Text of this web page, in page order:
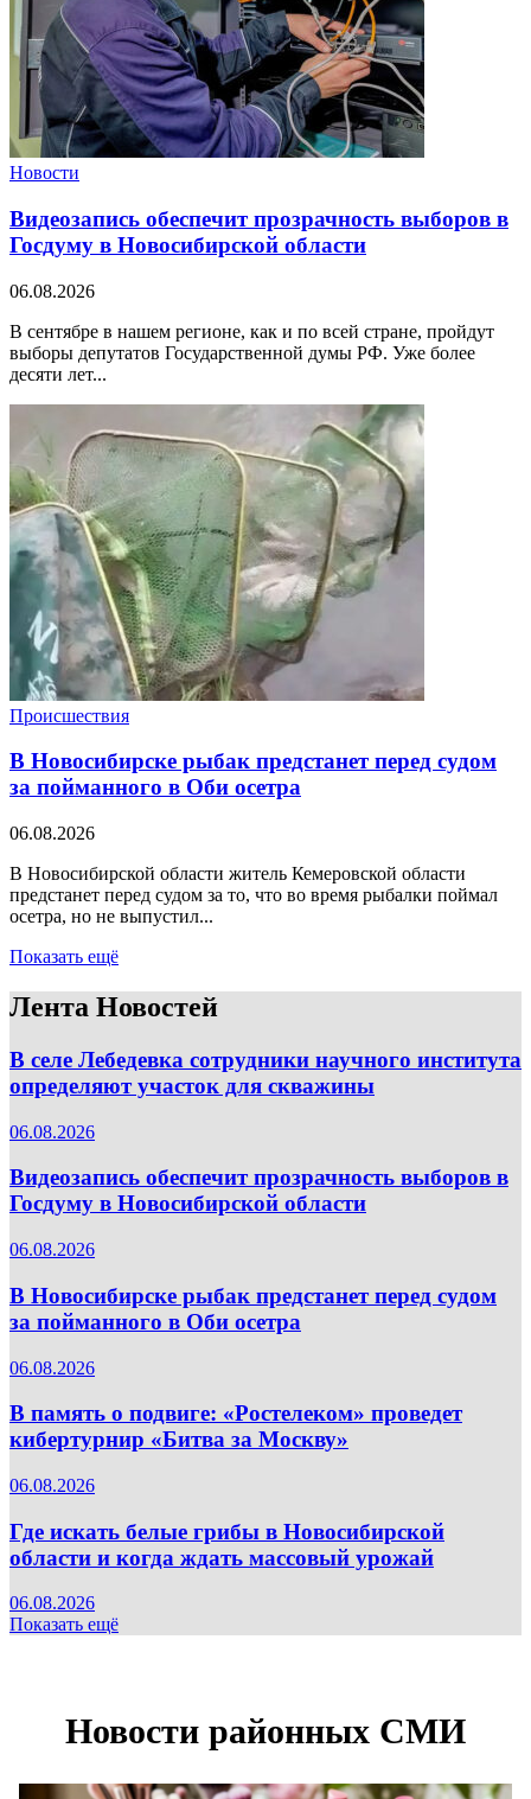
Новости
Видеозапись обеспечит прозрачность выборов в
Госдуму в Новосибирской области
06.08.2026
В сентябре в нашем регионе, как и по всей стране, пройдут
выборы депутатов Государственной думы РФ. Уже более
десяти лет...
Происшествия
В Новосибирске рыбак предстанет перед судом
за пойманного в Оби осетра
06.08.2026
В Новосибирской области житель Кемеровской области
предстанет перед судом за то, что во время рыбалки поймал
осетра, но не выпустил...
Показать ещё
Лента Новостей
В селе Лебедевка сотрудники научного института
определяют участок для скважины
06.08.2026
Видеозапись обеспечит прозрачность выборов в
Госдуму в Новосибирской области
06.08.2026
В Новосибирске рыбак предстанет перед судом
за пойманного в Оби осетра
06.08.2026
В память о подвиге: «Ростелеком» проведет
кибертурнир «Битва за Москву»
06.08.2026
Где искать белые грибы в Новосибирской
области и когда ждать массовый урожай
06.08.2026
Показать ещё